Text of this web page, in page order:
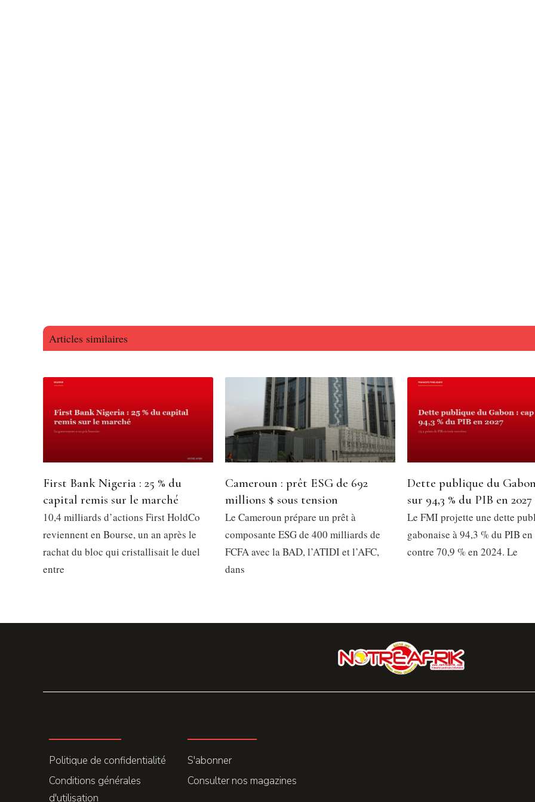
Articles similaires
First Bank Nigeria : 25 % du
capital remis sur le marché
10,4 milliards d’actions First HoldCo
reviennent en Bourse, un an après le
rachat du bloc qui cristallisait le duel
entre
Cameroun : prêt ESG de 692
millions $ sous tension
Le Cameroun prépare un prêt à
composante ESG de 400 milliards de
FCFA avec la BAD, l’ATIDI et l’AFC,
dans
Dette publique du
sur 94,3 % du PIB en 2027
Le FMI projette une dette
gabonaise à 94,3 % du PIB
contre 70,9 % en 2024. Le
Politique de confidentialité
Conditions générales
d'utilisation
S'abonner
Consulter nos magazines